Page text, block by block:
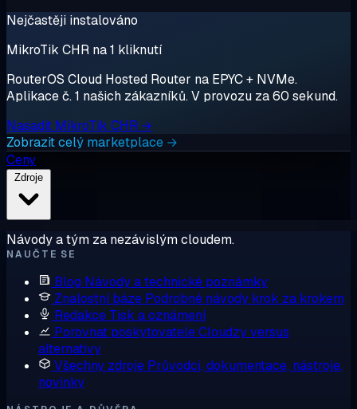
Nejčastěji instalováno
MikroTik CHR na 1 kliknutí
RouterOS Cloud Hosted Router na EPYC + NVMe.
Aplikace č. 1 našich zákazníků. V provozu za 60 sekund.
Nasadit MikroTik CHR →
Zobrazit celý marketplace →
Ceny
Návody a tým za nezávislým cloudem.
NAUČTE SE
Blog Návody a technické poznámky
Znalostní báze Podrobné návody krok za krokem
Redakce Tisk a oznámení
Porovnat poskytovateleCloudzy versus
alternativy
Všechny zdroje Průvodci, dokumentace, nástroje,
novinky